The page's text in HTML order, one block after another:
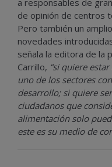
de opinión de centros
Pero también un
novedades
señala la editora de la
Carrillo, “si quiere
uno de los sectores
desarrollo; si quiere
ciudadanos que
alimentación solo
este es su medio de